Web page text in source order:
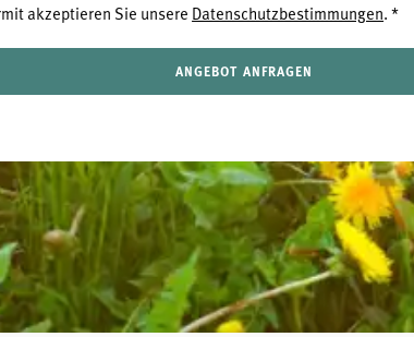
akzeptieren Sie unsere Datenschutzbestimmungen.*
ANGEBOT ANFRAGEN